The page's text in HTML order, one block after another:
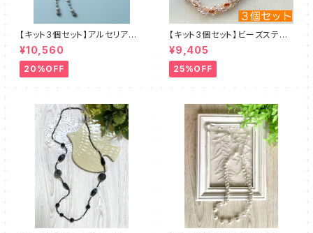
【キット3個セット】アルセリア
新川智未
¥10,560
20%OFF
【キット3個セット】ビーズステッ
チキット・エクルー デザイン：
清水理子
¥9,405
25%OFF